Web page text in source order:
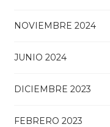
NOVIEMBRE 2024
JUNIO 2024
DICIEMBRE 2023
FEBRERO 2023